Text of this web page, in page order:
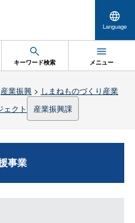
Language
キーワード検索 メニュー
産業振興> しまねものづくり産業
ェクト 産業振興課
事業